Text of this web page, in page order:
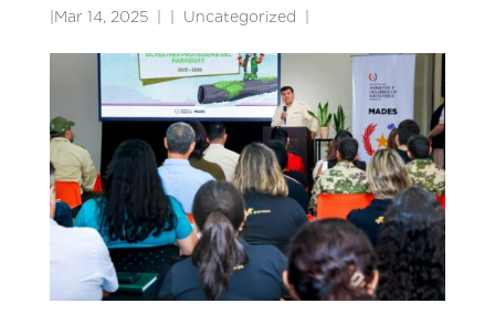
Mar 14, 2025 Uncategorized